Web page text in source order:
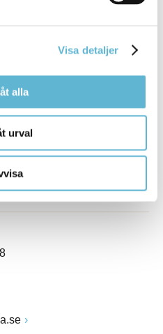
Visa detaljer
alla
urval
10 February 2025